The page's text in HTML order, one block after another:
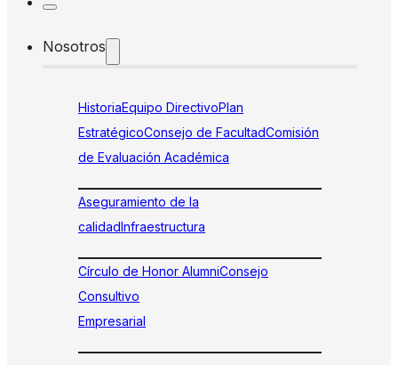
Nosotros
HistoriaEquipo DirectivoPlan
EstratégicoConsejo de FacultadComisión
de Evaluación Académica
Aseguramiento de la
calidadInfraestructura
Círculo de Honor AlumniConsejo
Consultivo
Empresarial